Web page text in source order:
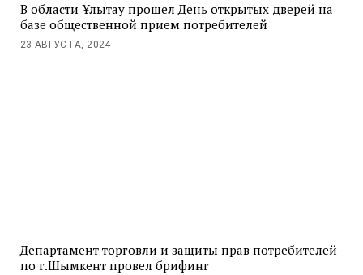
В области Ұлытау прошел День открытых дверей на
базе общественной прием потребителей
23 АВГУСТА, 2024
Департамент торговли и защиты прав потребителей
по г.Шымкент провел брифинг